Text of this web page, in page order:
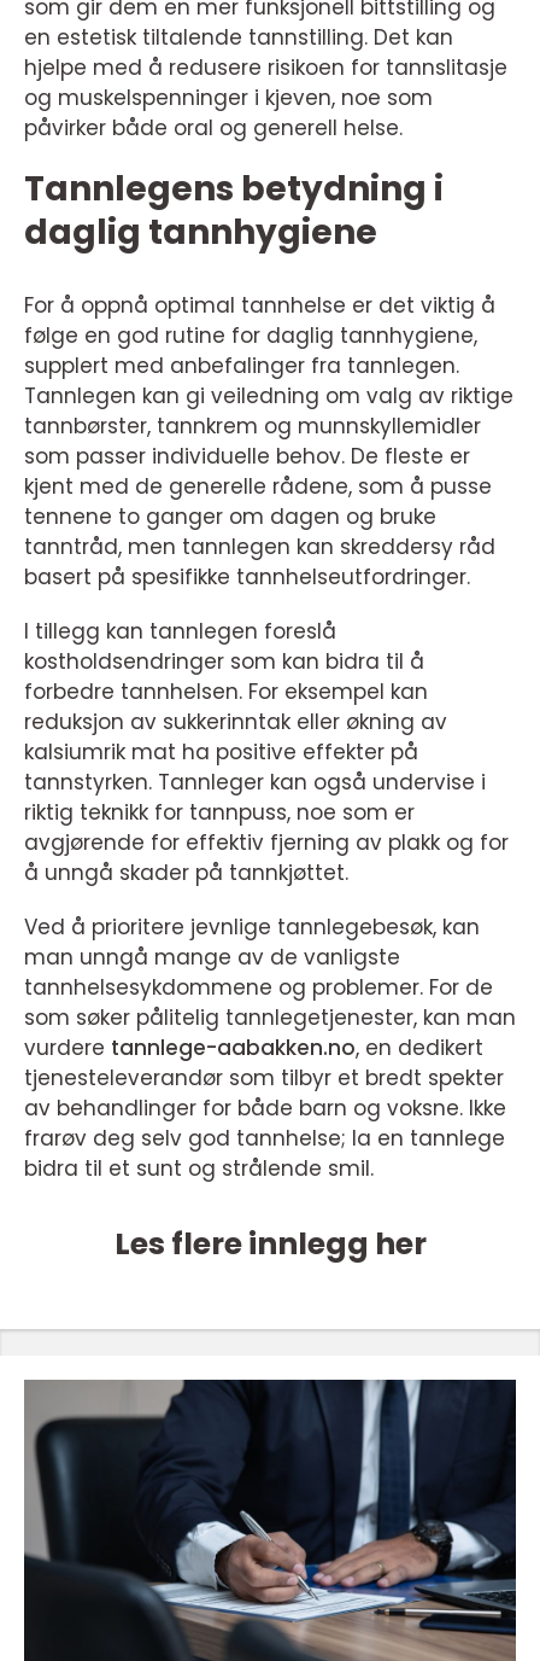
som gir dem en mer funksjonell bittstilling og
en estetisk tiltalende tannstilling. Det kan
hjelpe med å redusere risikoen for tannslitasje
og muskelspenninger i kjeven, noe som
påvirker både oral og generell helse.
Tannlegens betydning i
daglig tannhygiene
For å oppnå optimal tannhelse er det viktig å
følge en god rutine for daglig tannhygiene,
supplert med anbefalinger fra tannlegen.
Tannlegen kan gi veiledning om valg av riktige
tannbørster, tannkrem og munnskyllemidler
som passer individuelle behov. De fleste er
kjent med de generelle rådene, som å pusse
tennene to ganger om dagen og bruke
tanntråd, men tannlegen kan skreddersy råd
basert på spesifikke tannhelseutfordringer.
I tillegg kan tannlegen foreslå
kostholdsendringer som kan bidra til å
forbedre tannhelsen. For eksempel kan
reduksjon av sukkerinntak eller økning av
kalsiumrik mat ha positive effekter på
tannstyrken. Tannleger kan også undervise i
riktig teknikk for tannpuss, noe som er
avgjørende for effektiv fjerning av plakk og for
å unngå skader på tannkjøttet.
Ved å prioritere jevnlige tannlegebesøk, kan
man unngå mange av de vanligste
tannhelsesykdommene og problemer. For de
som søker pålitelig tannlegetjenester, kan man
vurdere tannlege-aabakken.no, en dedikert
tjenesteleverandør som tilbyr et bredt spekter
av behandlinger for både barn og voksne. Ikke
frarøv deg selv god tannhelse; la en tannlege
bidra til et sunt og strålende smil.
Les flere innlegg her